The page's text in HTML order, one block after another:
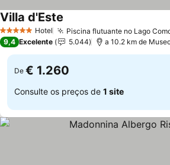
5 Estrelas Hotel Piscina flutuante no Lago
Villa d'Este
9,4 Excelente 5.044 a 10.2 km de
De € 1.260
Consulte os preços de 1 site